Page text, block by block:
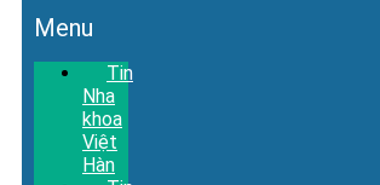
Menu
Tin
Nha
khoa
Việt
Hàn